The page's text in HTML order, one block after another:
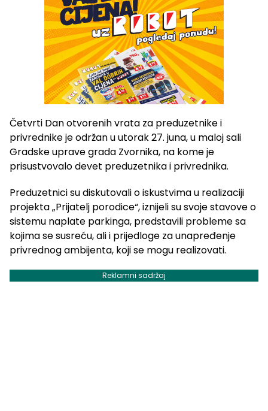
Četvrti Dan otvorenih vrata za preduzetnike i
privrednike je održan u utorak 27. juna, u maloj sali
Gradske uprave grada Zvornika, na kome je
prisustvovalo devet preduzetnika i privrednika.
Preduzetnici su diskutovali o iskustvima u realizaciji
projekta „Prijatelj porodice“, iznijeli su svoje stavove o
sistemu naplate parkinga, predstavili probleme sa
kojima se susreću, ali i prijedloge za unapređenje
privrednog ambijenta, koji se mogu realizovati.
Reklamni sadržaj